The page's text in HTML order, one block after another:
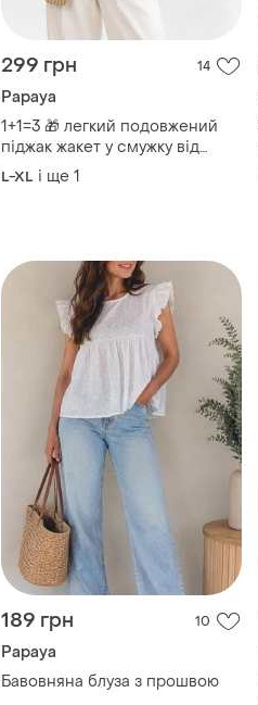
299 грн 14
Papaya
1+1=3 🎁 легкий подовжений
піджак жакет у смужку від
papaya
L-XL і ще 1
189 грн 10
Papaya
Бавовняна блуза з прошвою